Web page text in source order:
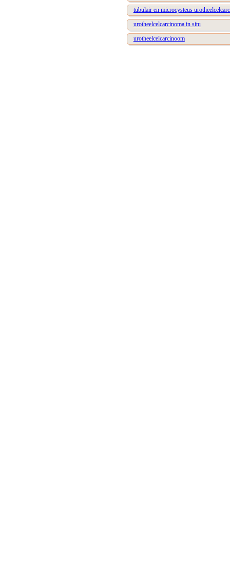
tubulair en microcysteus
urotheelcelcarcinoma in situ
urotheelcelcarcinoom